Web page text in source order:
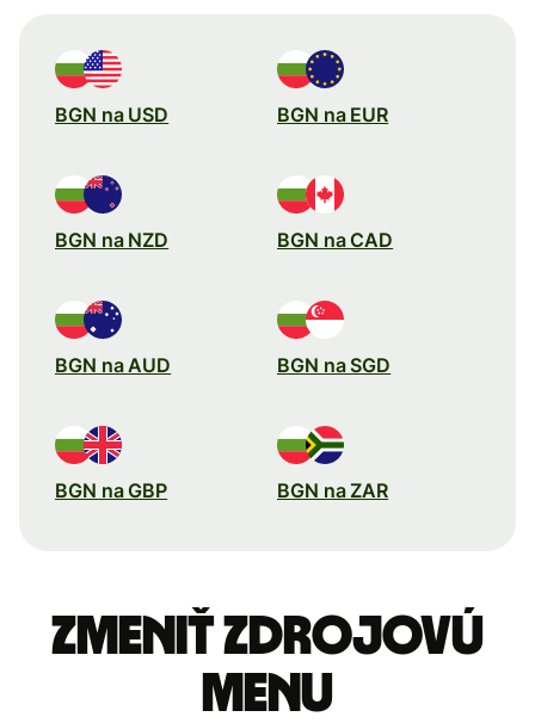
BGN na USD BGN na EUR
BGN na NZD BGN na CAD
BGN na AUD BGN na SGD
BGN na GBP BGN na ZAR
Zmeniť zdrojovú
menu